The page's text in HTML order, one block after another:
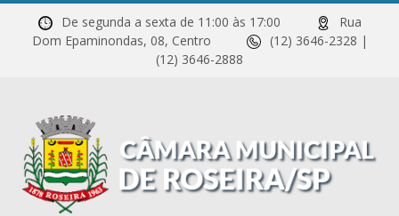
De segunda a sexta de 11:00 às 17:00
Rua
Dom Epaminondas, 08, Centro
(12) 3646-2328 |
(12) 3646-2888